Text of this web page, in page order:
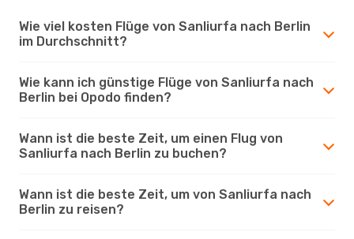
Wie viel kosten Flüge von Sanliurfa nach Berlin
im Durchschnitt?
Wie kann ich günstige Flüge von Sanliurfa nach
Berlin bei Opodo finden?
Wann ist die beste Zeit, um einen Flug von
Sanliurfa nach Berlin zu buchen?
Wann ist die beste Zeit, um von Sanliurfa nach
Berlin zu reisen?